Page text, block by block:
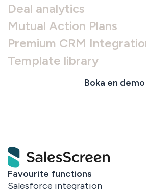
Deal analytics
Mutual Action Plans
Premium CRM
Template library
Boka en demo
Favourite functions
Salesforce integration